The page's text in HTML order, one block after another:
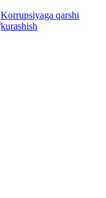
Korrupsiyaga qarshi
kurashish